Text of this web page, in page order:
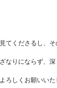
てくださるし、
なりにならず、
ろしくお願いいた